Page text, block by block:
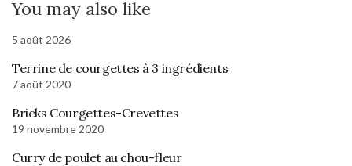
You may also like
5 août 2026
Terrine de courgettes à 3 ingrédients
7 août 2020
Bricks Courgettes-Crevettes
19 novembre 2020
Curry de poulet au chou-fleur